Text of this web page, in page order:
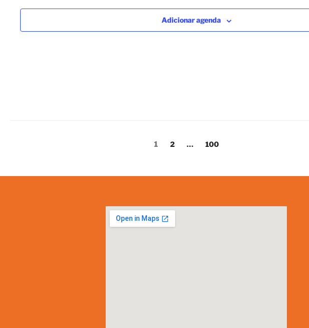
Adicionar agenda
1 2 … 100